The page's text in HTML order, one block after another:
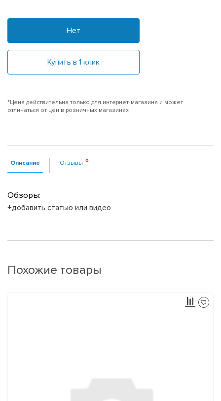
Нет
Купить в 1 клик
*Цена действительна только для интернет-магазина и может
отличаться от цен в розничных магазинах
Описание Отзывы
Обзоры:
+добавить статью или видео
Похожие товары